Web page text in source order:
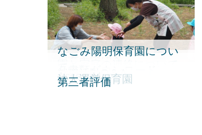
なごみ陽明保育園につい
各書類ダウンロード
就職活動Q＆A
AccessMap
法人運営保育園
第三者評価